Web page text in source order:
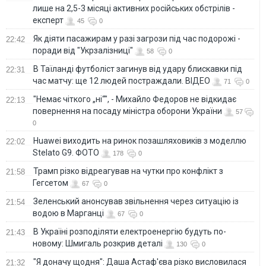
лише на 2,5-3 місяці активних російських обстрілів -
експерт
45 0
22:42
Як діяти пасажирам у разі загрози під час подорожі -
поради від "Укрзалізниці"
58 0
22:31
В Таїланді футболіст загинув від удару блискавки під
час матчу: ще 12 людей постраждали. ВІДЕО
71 0
22:13
"Немає чіткого „ні“", - Михайло Федоров не відкидає
повернення на посаду міністра оборони України
57
0
22:02
Huawei виходить на ринок позашляховиків з моделлю
Stelato G9. ФОТО
178 0
21:58
Трамп різко відреагував на чутки про конфлікт з
Гегсетом
67 0
21:54
Зеленський анонсував звільнення через ситуацію із
водою в Марганці
67 0
21:43
В Україні розподіляти електроенергію будуть по-
новому: Шмигаль розкрив деталі
130 0
21:32 "Я доначу щодня": Даша Астаф'єва різко висловилася